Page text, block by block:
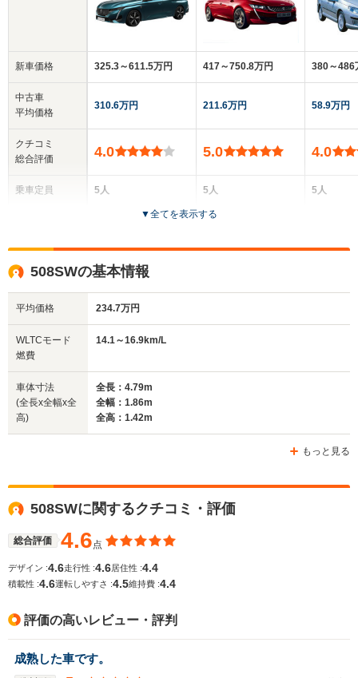
新車価格
中古車
平均価格
クチコミ
総合評価
乗車定員
サイズ
(全長x全幅x全高)
WLTCモード
燃費
325.3～611.5万円
310.6万円
4.0
5人
全高
1.49m
全幅
1.85m
17.6km/L
21.7km/L
24.4km/L
417～750.8万円
211.6万円
5.0
5人
5ドア
12.9km/L
380～486
58.9万円
4.0
5人
▼全てを表示する
508SWの基本情報
平均価格 234.7万円
WLTCモード
燃費
14.1～16.9km/L
車体寸法
(全長x全幅x全
高)
全長：4.79m
全幅：1.86m
全高：1.42m
もっと見る
508SWに関するクチコミ・評価
総合評価 4.6 点
デザイン :4.6走行性 :4.6居住性 :4.4
積載性 :4.6運転しやすさ :4.5維持費 :4.4
評価の高いレビュー・評判
成熟した車です。